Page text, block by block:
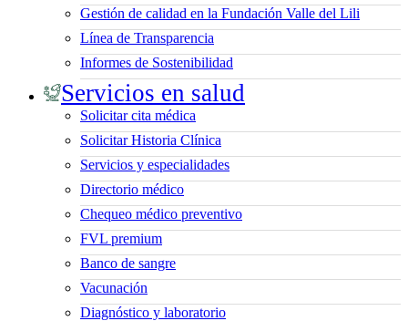
Gestión de calidad en la Fundación Valle del Lili
Línea de Transparencia
Informes de Sostenibilidad
Servicios en salud
Solicitar cita médica
Solicitar Historia Clínica
Servicios y especialidades
Directorio médico
Chequeo médico preventivo
FVL premium
Banco de sangre
Vacunación
Diagnóstico y laboratorio